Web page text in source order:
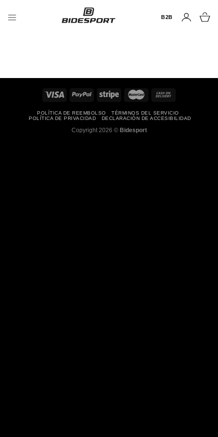
B2B
POLÍTICA DE REEMBOLSO
TÉRMINOS DEL SERVICIO
POLÍTICA DE PRIVACIDAD
DECLARACIÓN DE ACCESIBILIDAD
Copyright 2026 © Bidesport